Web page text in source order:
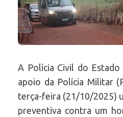
A Polícia Civil do Estado
apoio da Polícia Militar
terça-feira (21/10/2025)
preventiva contra um